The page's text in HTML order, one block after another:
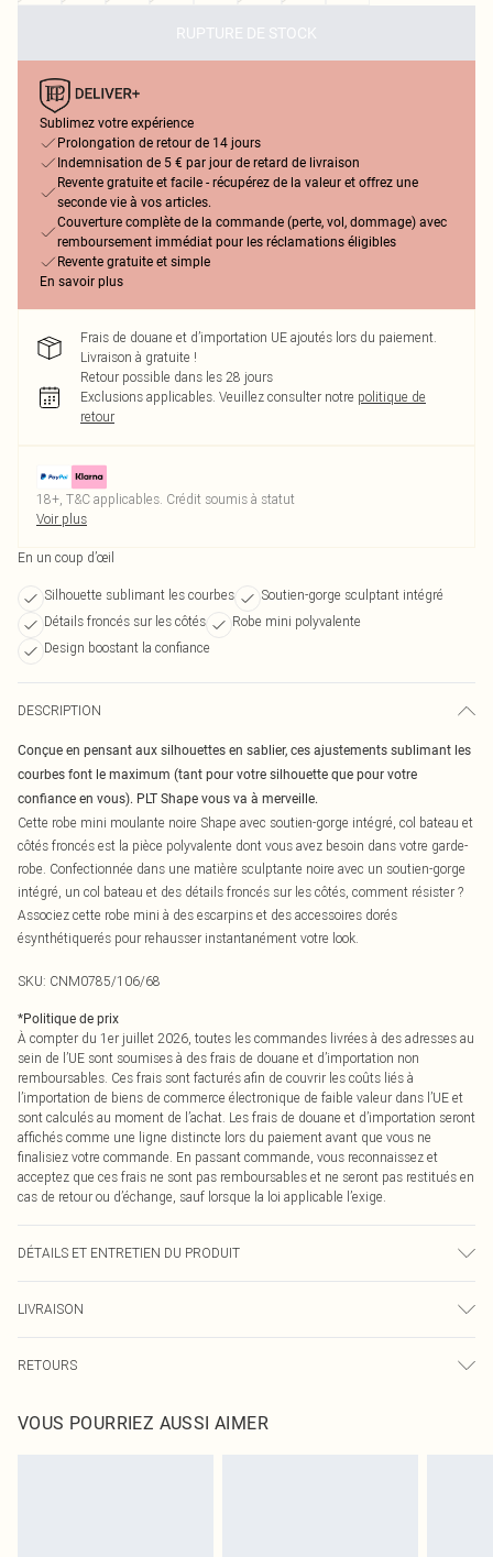
RUPTURE DE STOCK
Sublimez votre expérience
Prolongation de retour de 14 jours
Indemnisation de 5 € par jour de retard de livraison
Revente gratuite et facile - récupérez de la valeur et offrez une
seconde vie à vos articles.
Couverture complète de la commande (perte, vol, dommage) avec
remboursement immédiat pour les réclamations éligibles
Revente gratuite et simple
En savoir plus
Frais de douane et d’importation UE ajoutés lors du paiement.
Livraison à gratuite !
Retour possible dans les 28 jours
Exclusions applicables. Veuillez consulter notre politique de
retour
18+, T&C applicables. Crédit soumis à statut
Voir plus
En un coup d’œil
Silhouette sublimant les courbes
Soutien-gorge sculptant intégré
Détails froncés sur les côtés
Robe mini polyvalente
Design boostant la confiance
DESCRIPTION
Conçue en pensant aux silhouettes en sablier, ces ajustements sublimant les
courbes font le maximum (tant pour votre silhouette que pour votre
confiance en vous). PLT Shape vous va à merveille.
Cette robe mini moulante noire Shape avec soutien-gorge intégré, col bateau et
côtés froncés est la pièce polyvalente dont vous avez besoin dans votre garde-
robe. Confectionnée dans une matière sculptante noire avec un soutien-gorge
intégré, un col bateau et des détails froncés sur les côtés, comment résister ?
Associez cette robe mini à des escarpins et des accessoires dorés
ésynthétiquerés pour rehausser instantanément votre look.
SKU: CNM0785/106/68
*Politique de prix
À compter du 1er juillet 2026, toutes les commandes livrées à des adresses au
sein de l’UE sont soumises à des frais de douane et d’importation non
remboursables. Ces frais sont facturés afin de couvrir les coûts liés à
l’importation de biens de commerce électronique de faible valeur dans l’UE et
sont calculés au moment de l’achat. Les frais de douane et d’importation seront
affichés comme une ligne distincte lors du paiement avant que vous ne
finalisiez votre commande. En passant commande, vous reconnaissez et
acceptez que ces frais ne sont pas remboursables et ne seront pas restitués en
cas de retour ou d’échange, sauf lorsque la loi applicable l’exige.
DÉTAILS ET ENTRETIEN DU PRODUIT
des transferts de couleur peuvent se produire.
LIVRAISON
Livraison express France
Jusqu'à 2-3 jours ouvrables
RETOURS
pour nous retourner un article.
VOUS POURRIEZ AUSSI AIMER